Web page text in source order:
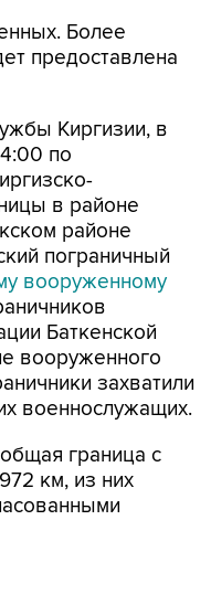
Киргизии, в
в районе
районе
пограничный
вооруженному
Баткенской
вооруженного
захватили
военнослужащих.
граница с